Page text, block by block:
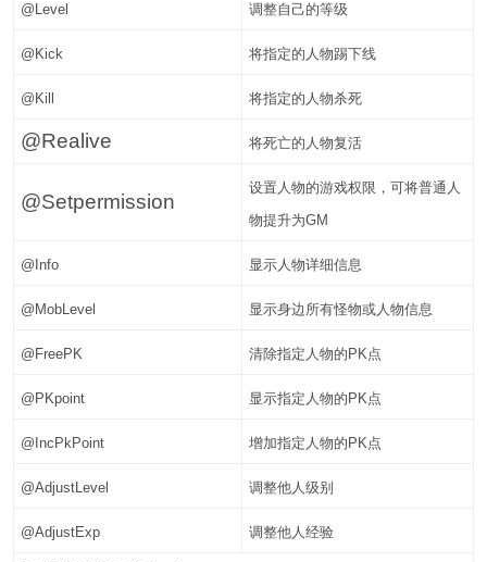
@Level 调整自己的等级
@Kick 将指定的人物踢下线
@Kill 将指定的人物杀死
@Realive 将死亡的人物复活
@Setpermission
设置人物的游戏权限，可将普通人
物提升为GM
@Info 显示人物详细信息
@MobLevel 显示身边所有怪物或人物信息
@FreePK 清除指定人物的PK点
@PKpoint 显示指定人物的PK点
@IncPkPoint 增加指定人物的PK点
@AdjustLevel 调整他人级别
@AdjustExp 调整他人经验